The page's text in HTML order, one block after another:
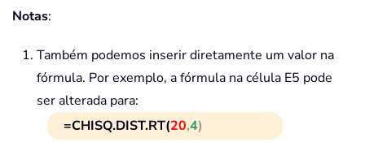
Notas:
Também podemos inserir diretamente um valor na
fórmula. Por exemplo, a fórmula na célula E5 pode
ser alterada para:
=CHISQ.DIST.RT(20,4)